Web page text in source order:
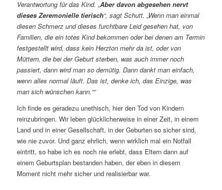
Verantwortung für das Kind. „Aber davon abgesehen nervt
dieses Zeremonielle tierisch“, sagt Schutt. „Wenn man einmal
diesen Schmerz und dieses furchtbare Leid gesehen hat, von
Familien, die ein totes Kind bekommen oder bei denen am Termin
festgestellt wird, dass kein Herzton mehr da ist, oder von
Müttern, die bei der Geburt sterben, was auch immer noch
passiert, dann wird man so demütig. Dann dankt man einfach,
wenn alles normal läuft. Das ist, denke ich, das Einzige, was
man sich wünschen kann.““
Ich finde es geradezu unethisch, hier den Tod von Kindern
reinzubringen. Wir leben glücklicherweise in einer Zeit, in einem
Land und in einer Gesellschaft, in der Geburten so sicher sind,
wie nie zuvor. Und ganz ehrlich, wenn wirklich mal ein Notfall
eintritt, so habe ich es noch nie erlebt, dass Eltern dann auf
einem Geburtsplan bestanden haben, der eben in diesem
Moment nicht mehr sicher und realisierbar war.